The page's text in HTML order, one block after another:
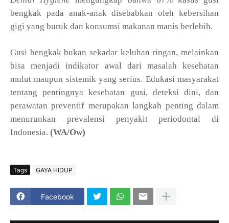
bengkak pada anak-anak disebabkan oleh kebersihan
gigi yang buruk dan konsumsi makanan manis berlebih.
Gusi bengkak bukan sekadar keluhan ringan, melainkan
bisa menjadi indikator awal dari masalah kesehatan
mulut maupun sistemik yang serius. Edukasi masyarakat
tentang pentingnya kesehatan gusi, deteksi dini, dan
perawatan preventif merupakan langkah penting dalam
menurunkan prevalensi penyakit periodontal di
Indonesia. (WA/Ow)
Tags GAYA HIDUP
Facebook